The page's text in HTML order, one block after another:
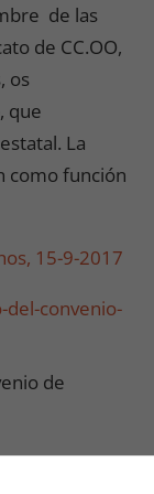
de las
de CC.OO,
os
que
La
como función
15-9-2017
del-convenio-
de